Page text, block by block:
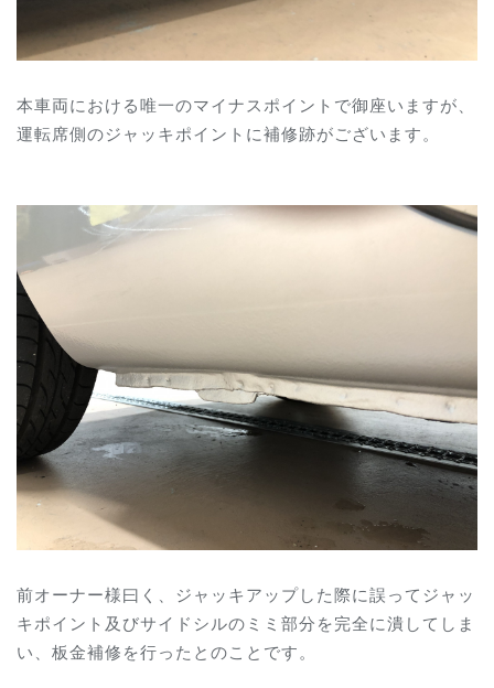
本車両における唯一のマイナスポイントで御座いますが、
運転席側のジャッキポイントに補修跡がございます。
前オーナー様曰く、ジャッキアップした際に誤ってジャッ
キポイント及びサイドシルのミミ部分を完全に潰してしま
い、板金補修を行ったとのことです。